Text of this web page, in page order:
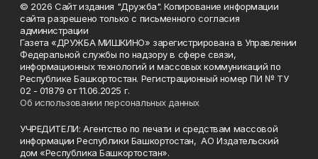
© 2026 Сайт издания "Дружба". Копирование информации
сайта разрешено только с письменного согласия
администрации
Газета «ДРУЖБА МИШКИНО» зарегистрирована в Управлении
Федеральной службы по надзору в сфере связи,
информационных технологий и массовых коммуникаций по
Республике Башкортостан. Регистрационный номер ПИ № ТУ
02 - 01879 от 11.06.2025 г.
Об использовании персональных данных
УЧРЕДИТЕЛИ: Агентство по печати и средствам массовой
информации Республики Башкортостан, АО Издательский
дом «Республика Башкортостан».